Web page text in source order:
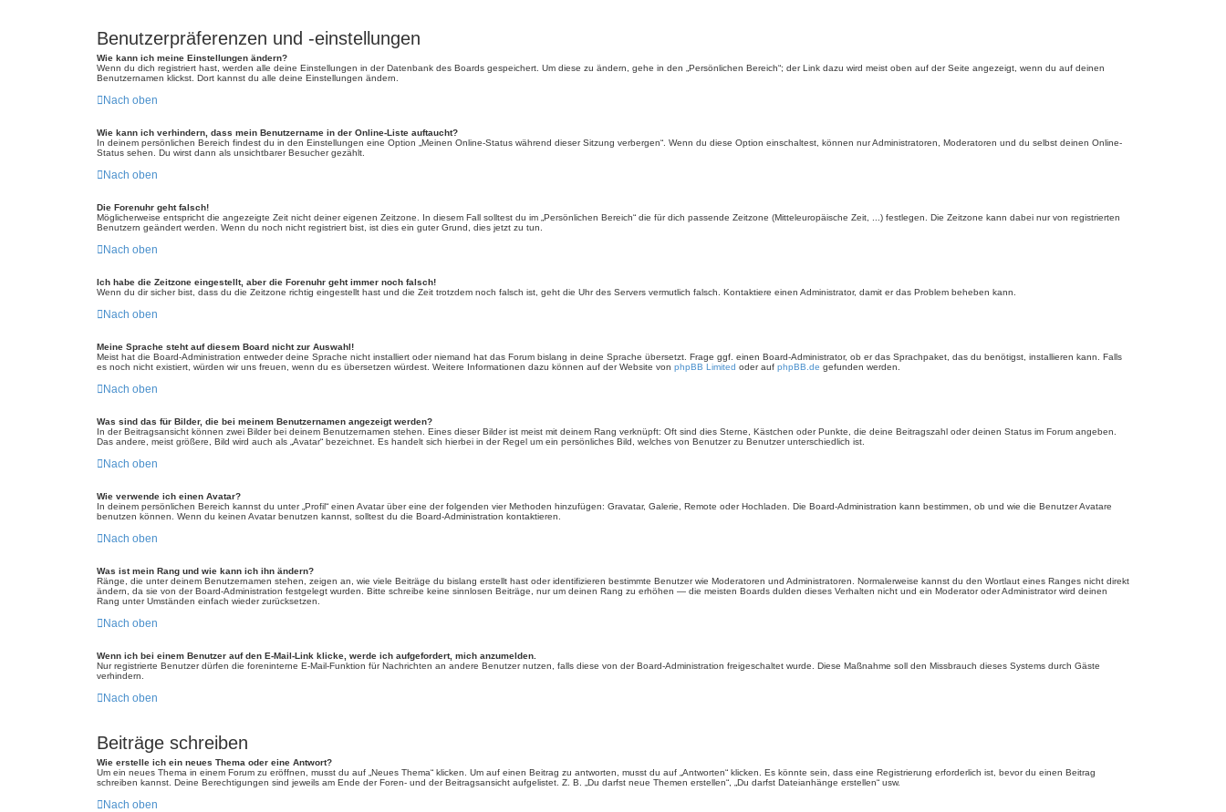
Benutzerpräferenzen und -einstellungen
Wie kann ich meine Einstellungen ändern?
Wenn du dich registriert hast, werden alle deine Einstellungen in der Datenbank des Boards gespeichert. Um diese zu ändern, gehe in den „Persönlichen Bereich“; der Link dazu wird meist oben auf der Seite angezeigt, wenn du auf deinen
Benutzernamen klickst. Dort kannst du alle deine Einstellungen ändern.
Nach oben
Wie kann ich verhindern, dass mein Benutzername in der Online-Liste auftaucht?
In deinem persönlichen Bereich findest du in den Einstellungen eine Option „Meinen Online-Status während dieser Sitzung verbergen“. Wenn du diese Option einschaltest, können nur Administratoren, Moderatoren und du selbst deinen Online-
Status sehen. Du wirst dann als unsichtbarer Besucher gezählt.
Nach oben
Die Forenuhr geht falsch!
Möglicherweise entspricht die angezeigte Zeit nicht deiner eigenen Zeitzone. In diesem Fall solltest du im „Persönlichen Bereich“ die für dich passende Zeitzone (Mitteleuropäische Zeit, ...) festlegen. Die Zeitzone kann dabei nur von registrierten
Benutzern geändert werden. Wenn du noch nicht registriert bist, ist dies ein guter Grund, dies jetzt zu tun.
Nach oben
Ich habe die Zeitzone eingestellt, aber die Forenuhr geht immer noch falsch!
Wenn du dir sicher bist, dass du die Zeitzone richtig eingestellt hast und die Zeit trotzdem noch falsch ist, geht die Uhr des Servers vermutlich falsch. Kontaktiere einen Administrator, damit er das Problem beheben kann.
Nach oben
Meine Sprache steht auf diesem Board nicht zur Auswahl!
Meist hat die Board-Administration entweder deine Sprache nicht installiert oder niemand hat das Forum bislang in deine Sprache übersetzt. Frage ggf. einen Board-Administrator, ob er das Sprachpaket, das du benötigst, installieren kann. Falls
es noch nicht existiert, würden wir uns freuen, wenn du es übersetzen würdest. Weitere Informationen dazu können auf der Website von phpBB Limited oder auf phpBB.de gefunden werden.
Nach oben
Was sind das für Bilder, die bei meinem Benutzernamen angezeigt werden?
In der Beitragsansicht können zwei Bilder bei deinem Benutzernamen stehen. Eines dieser Bilder ist meist mit deinem Rang verknüpft: Oft sind dies Sterne, Kästchen oder Punkte, die deine Beitragszahl oder deinen Status im Forum angeben.
Das andere, meist größere, Bild wird auch als „Avatar“ bezeichnet. Es handelt sich hierbei in der Regel um ein persönliches Bild, welches von Benutzer zu Benutzer unterschiedlich ist.
Nach oben
Wie verwende ich einen Avatar?
In deinem persönlichen Bereich kannst du unter „Profil“ einen Avatar über eine der folgenden vier Methoden hinzufügen: Gravatar, Galerie, Remote oder Hochladen. Die Board-Administration kann bestimmen, ob und wie die Benutzer Avatare
benutzen können. Wenn du keinen Avatar benutzen kannst, solltest du die Board-Administration kontaktieren.
Nach oben
Was ist mein Rang und wie kann ich ihn ändern?
Ränge, die unter deinem Benutzernamen stehen, zeigen an, wie viele Beiträge du bislang erstellt hast oder identifizieren bestimmte Benutzer wie Moderatoren und Administratoren. Normalerweise kannst du den Wortlaut eines Ranges nicht direkt
ändern, da sie von der Board-Administration festgelegt wurden. Bitte schreibe keine sinnlosen Beiträge, nur um deinen Rang zu erhöhen — die meisten Boards dulden dieses Verhalten nicht und ein Moderator oder Administrator wird deinen
Rang unter Umständen einfach wieder zurücksetzen.
Nach oben
Wenn ich bei einem Benutzer auf den E-Mail-Link klicke, werde ich aufgefordert, mich anzumelden.
Nur registrierte Benutzer dürfen die foreninterne E-Mail-Funktion für Nachrichten an andere Benutzer nutzen, falls diese von der Board-Administration freigeschaltet wurde. Diese Maßnahme soll den Missbrauch dieses Systems durch Gäste
verhindern.
Nach oben
Beiträge schreiben
Wie erstelle ich ein neues Thema oder eine Antwort?
Um ein neues Thema in einem Forum zu eröffnen, musst du auf „Neues Thema“ klicken. Um auf einen Beitrag zu antworten, musst du auf „Antworten“ klicken. Es könnte sein, dass eine Registrierung erforderlich ist, bevor du einen Beitrag
schreiben kannst. Deine Berechtigungen sind jeweils am Ende der Foren- und der Beitragsansicht aufgelistet. Z. B. „Du darfst neue Themen erstellen“, „Du darfst Dateianhänge erstellen“ usw.
Nach oben